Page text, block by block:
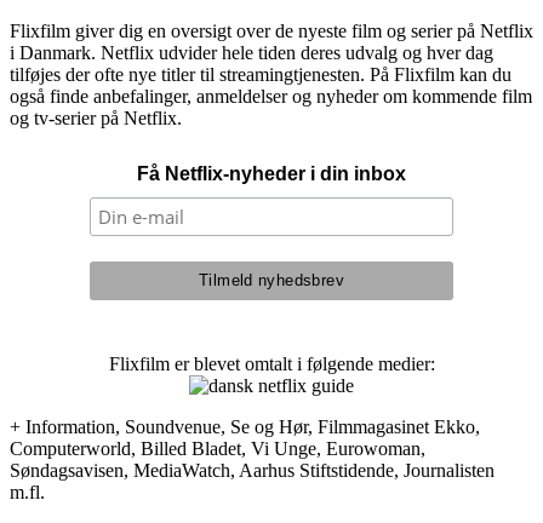
Flixfilm giver dig en oversigt over de nyeste film og serier på Netflix
i Danmark. Netflix udvider hele tiden deres udvalg og hver dag
tilføjes der ofte nye titler til streamingtjenesten. På Flixfilm kan du
også finde anbefalinger, anmeldelser og nyheder om kommende film
og tv-serier på Netflix.
Få Netflix-nyheder i din inbox
Flixfilm er blevet omtalt i følgende medier:
+ Information, Soundvenue, Se og Hør, Filmmagasinet Ekko,
Computerworld, Billed Bladet, Vi Unge, Eurowoman,
Søndagsavisen, MediaWatch, Aarhus Stiftstidende, Journalisten
m.fl.